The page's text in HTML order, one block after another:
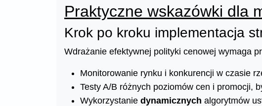
Praktyczne wskazówki dla
Krok po kroku implementacja
Wdrażanie efektywnej polityki cenowej wymaga
Monitorowanie rynku i konkurencji w czasie
Testy A/B różnych poziomów cen i promocji,
Wykorzystanie dynamicznych algorytmów